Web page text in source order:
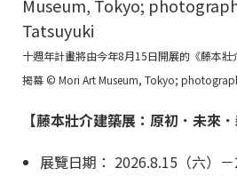
十週年計畫將由今年8月15日開展的《藤本壯
揭幕 © Mori Art Museum, Tokyo;
【藤本壯介建築展：原初．未來．
展覽日期： 2026.8.15（六）－